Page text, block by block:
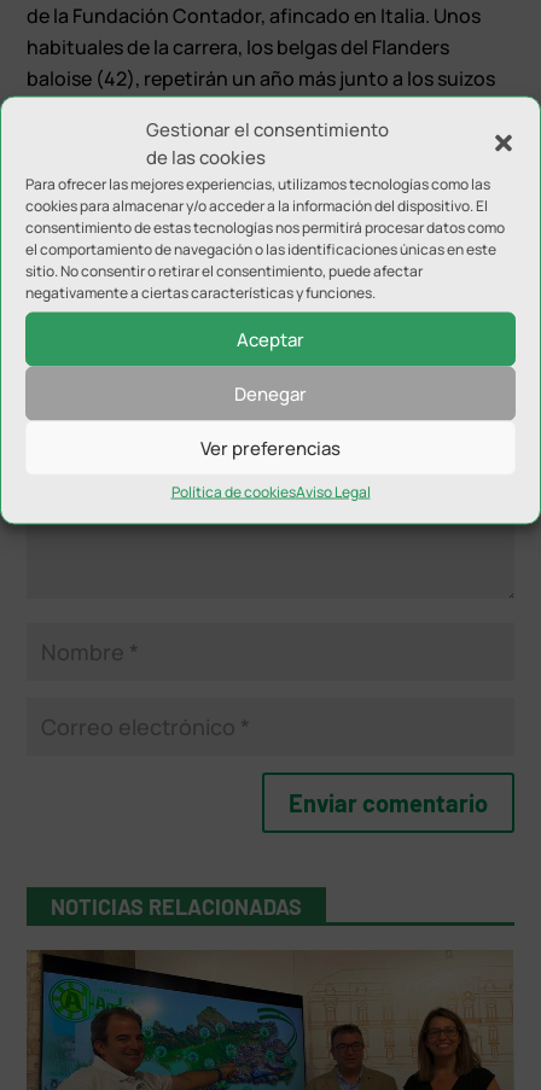
Gestionar el consentimiento
de las cookies
Para ofrecer las mejores experiencias, utilizamos tecnologías como las
cookies para almacenar y/o acceder a la información del dispositivo. El
consentimiento de estas tecnologías nos permitirá procesar datos como
el comportamiento de navegación o las identificaciones únicas en este
sitio. No consentir o retirar el consentimiento, puede afectar
negativamente a ciertas características y funciones.
Aceptar
Denegar
Ver preferencias
Política de cookiesAviso Legal
de la Fundación Contador, afincado en Italia. Unos
habituales de la carrera, los belgas del Flanders
baloise (42), repetirán un año más junto a los suizos
Enviar comentario
Tu dirección de correo electrónico no será publicada.
campos obligatorios están marcados con*
NOTICIAS RELACIONADAS